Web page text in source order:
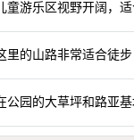
童游乐区视野开阔，适
里的山路非常适合徒
公园的大草坪和路亚